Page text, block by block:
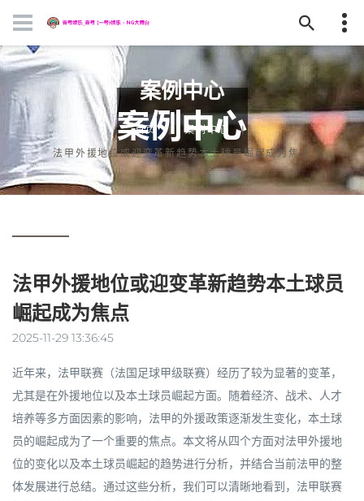
案例中心
首页
案例中心
法甲外援地位或迎变革新趋势本土球员崛起成为焦点
法甲外援地位或迎变革新趋势本土球员
崛起成为焦点
2025-11-29 13:36:45
近年来，法甲联赛（法国足球甲级联赛）经历了较为显著的变革，
尤其是在外援地位以及本土球员崛起方面。随着经济、战术、人才
培养等多方面因素的影响，法甲的外援政策逐渐发生变化，本土球
员的崛起成为了一个重要的焦点。本文将从四个方面对法甲外援地
位的变化以及本土球员崛起的趋势进行分析，并结合当前法甲的整
体发展进行总结。通过这些分析，我们可以清晰地看到，法甲联赛